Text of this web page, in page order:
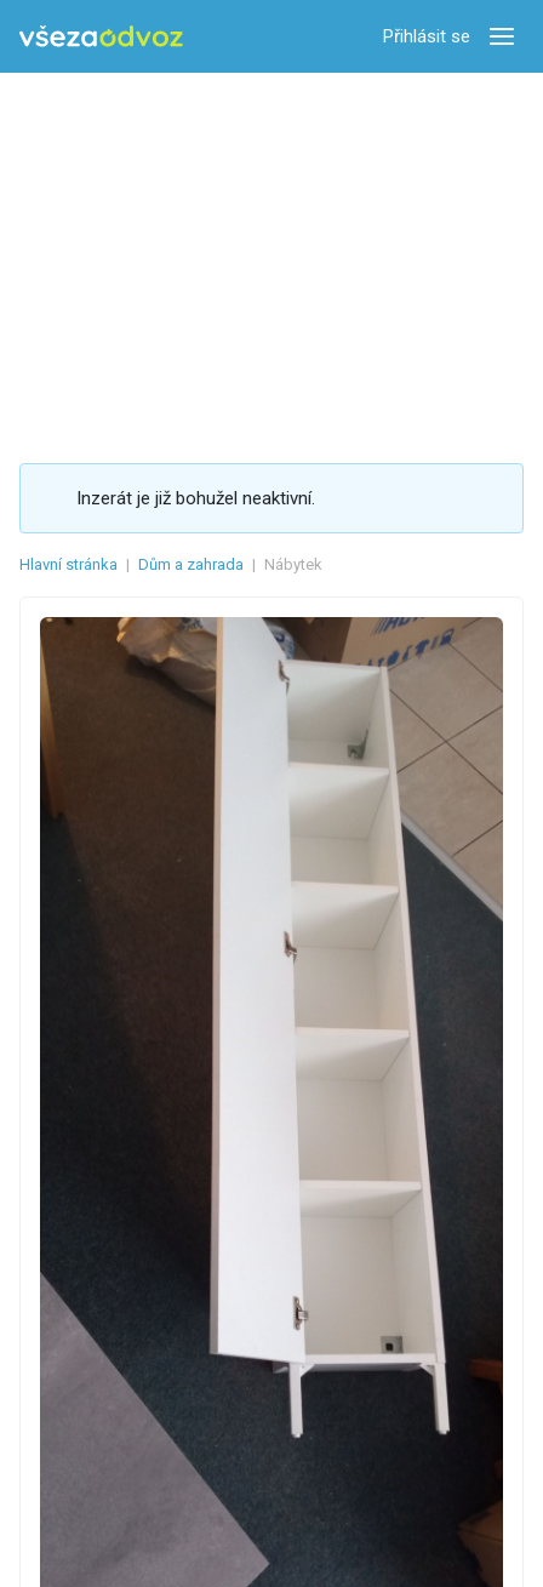
Přihlásit se
Inzerát je již bohužel neaktivní.
Hlavní stránka | Dům a zahrada | Nábytek